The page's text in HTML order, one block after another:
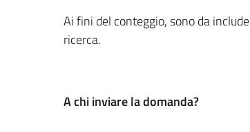
Ai fini del conteggio, sono da
ricerca.
A chi inviare la domanda?